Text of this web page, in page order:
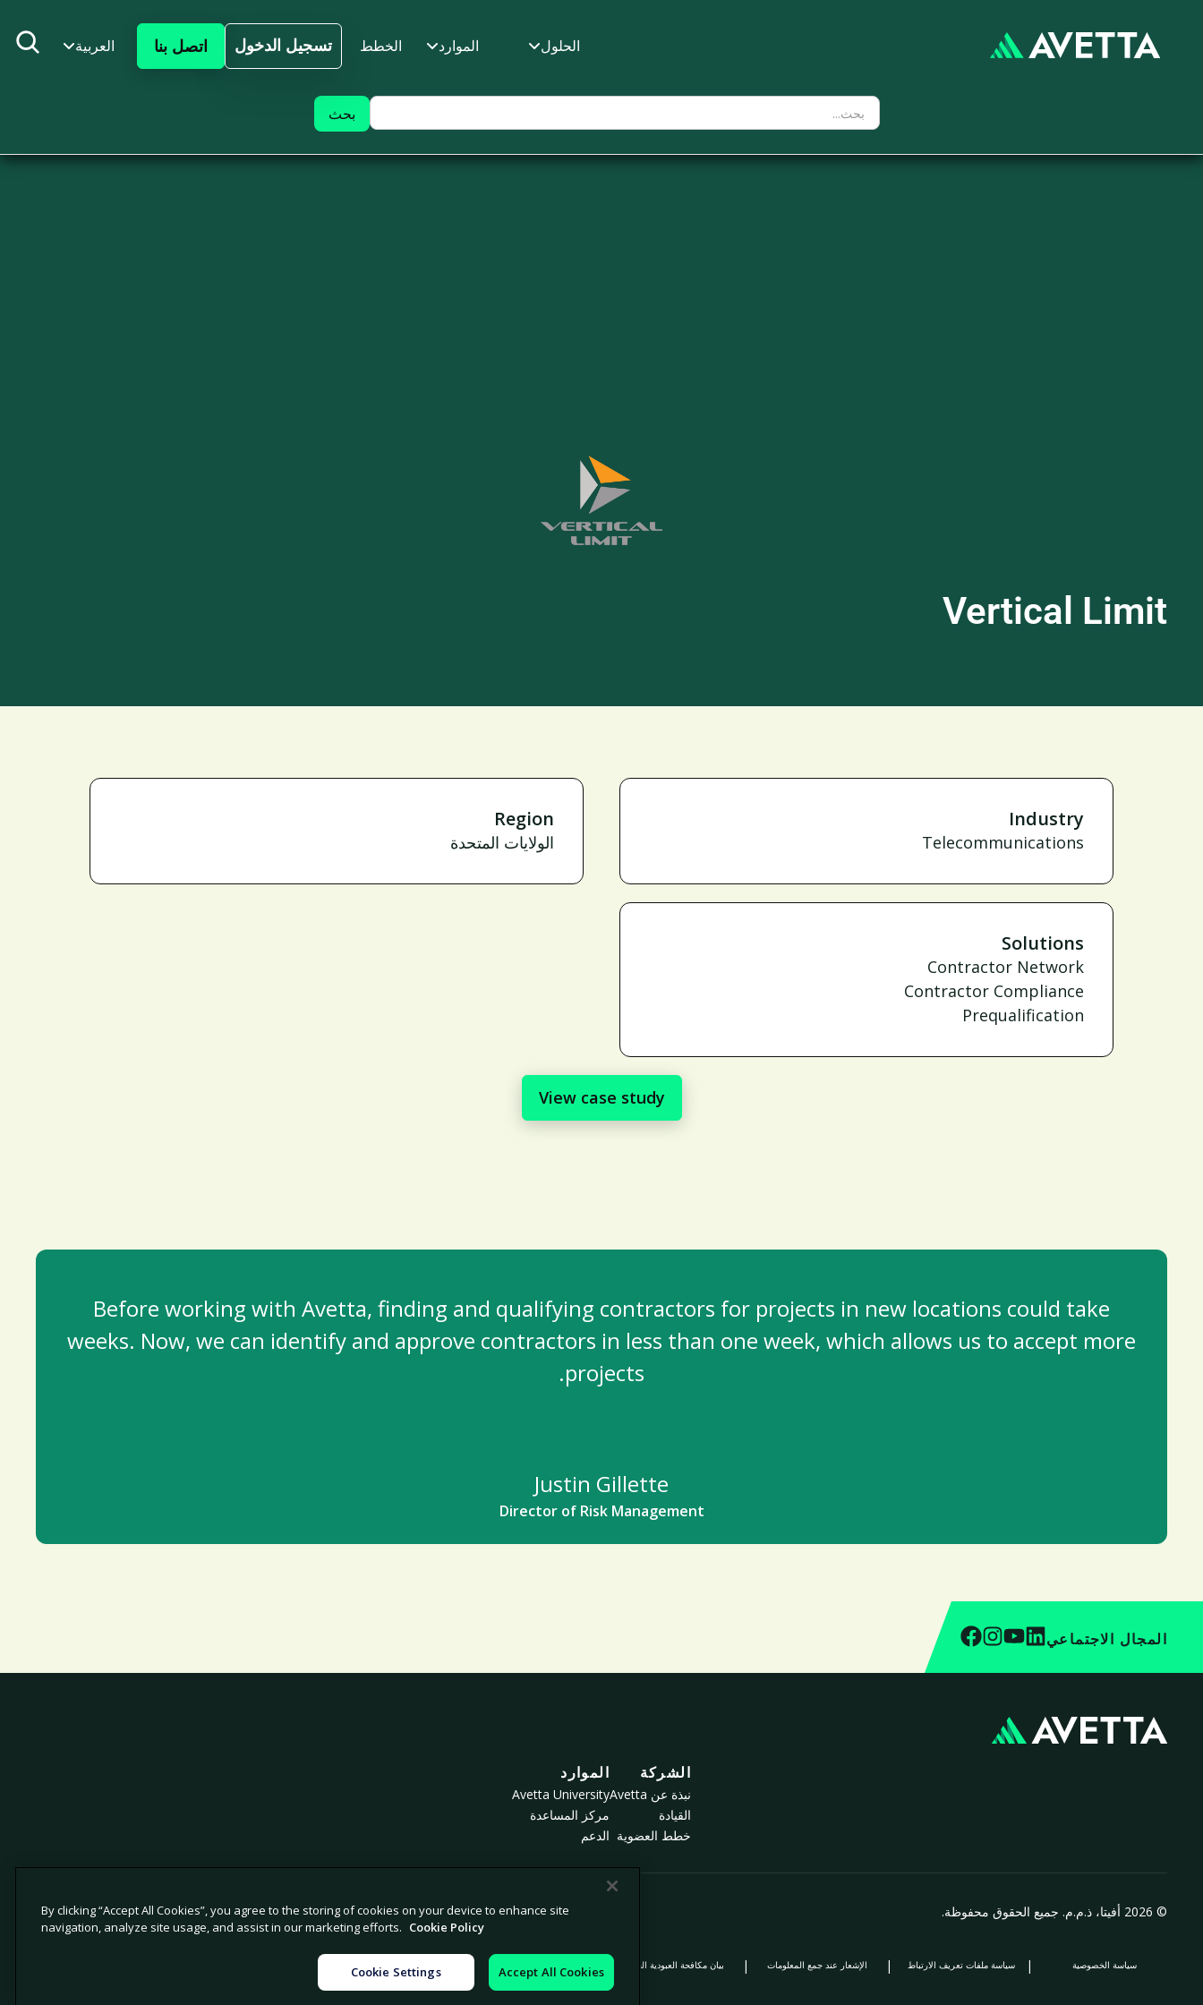
الحلول الموارد الخطط
تسجيل الدخول
تسجيل الدخول
اتصل بنا العربية
Vertical Limit
Industry
Telecommunications
Region
الولايات المتحدة
Solutions
Contractor Network
Contractor Compliance
Prequalification
View case study
Before working with Avetta, finding and qualifying contractors for projects in new locations could take
weeks. Now, we can identify and approve contractors in less than one week, which allows us to accept more
projects.
Justin Gillette
Director of Risk Management
المجال الاجتماعي
الشركة
نبذة عن Avetta
القيادة
خطط العضوية
الموارد
Avetta University
مركز المساعدة
الدعم
© 2026 أفيتا، ذ.م.م. جميع الحقوق محفوظة.
سياسة الخصوصية | سياسة ملفات تعريف الارتباط | الإشعار عند جمع المعلومات | بيان مكافحة العبودية الحديثة
عدم بيع معلوماتي الشخصية أو
مشاركتها
By clicking “Accept All Cookies”, you agree to the storing of cookies on your device to enhance site
navigation, analyze site usage, and assist in our marketing efforts. Cookie Policy
Cookie Settings Accept All Cookies